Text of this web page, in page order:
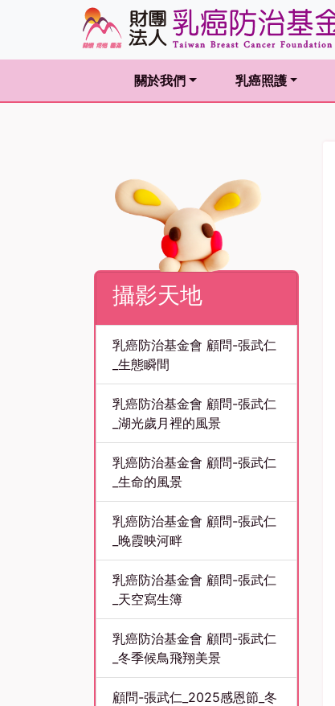
關於我們
乳癌照護
攝影天地
乳癌防治基金會 顧問-張武仁
_生態瞬間
乳癌防治基金會 顧問-張武仁
_湖光歲月裡的風景
乳癌防治基金會 顧問-張武仁
_生命的風景
乳癌防治基金會 顧問-張武仁
_晚霞映河畔
乳癌防治基金會 顧問-張武仁
_天空寫生簿
乳癌防治基金會 顧問-張武仁
_冬季候鳥飛翔美景
顧問-張武仁_2025感恩節_冬